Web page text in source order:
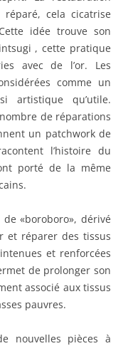
cela cicatrise
idée trouve son
, cette pratique
avec de l’or. Les
comme un
artistique qu’utile.
de réparations
un patchwork de
l’histoire du
porté de la même
«boroboro», dérivé
et réparer des tissus
et renforcées
de prolonger son
associé aux tissus
pauvres.
nouvelles pièces à